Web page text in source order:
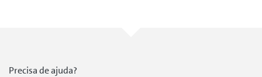
Precisa de ajuda?